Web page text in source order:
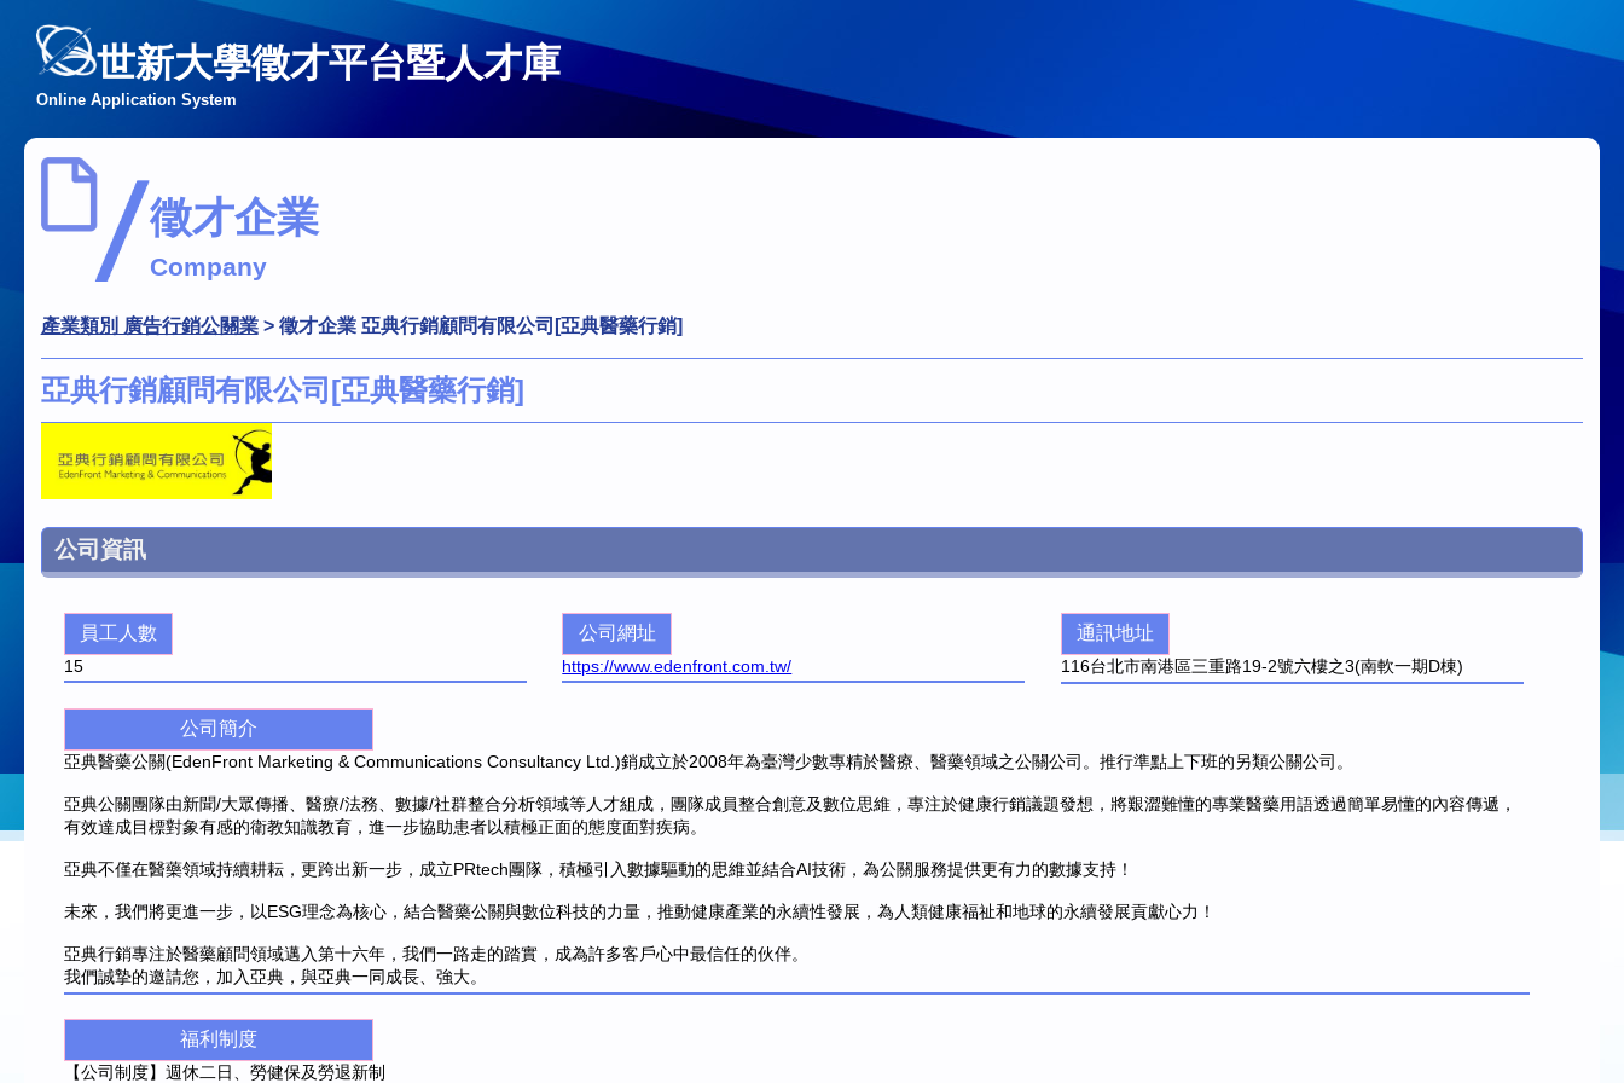
世新大學徵才平台暨人才庫
Online Application System
徵才企業
Company
產業類別 廣告行銷公關業> 徵才企業 亞典行銷顧問有限公司[亞典醫藥行銷]
亞典行銷顧問有限公司[亞典醫藥行銷]
公司資訊
員工人數
15
公司網址
https://www.edenfront.com.tw/
通訊地址
116台北市南港區三重路19-2號六樓之3(南軟一期D棟)
公司簡介
亞典醫藥公關(EdenFront Marketing & Communications Consultancy Ltd.)銷成立於2008年為臺灣少數專精於醫療、醫藥領域之公關公司。推行準點上下班的另類公關公司。
亞典公關團隊由新聞/大眾傳播、醫療/法務、數據/社群整合分析領域等人才組成，團隊成員整合創意及數位思維，專注於健康行銷議題發想，將艱澀難懂的專業醫藥用語透過簡單易懂的內容傳遞，
有效達成目標對象有感的衛教知識教育，進一步協助患者以積極正面的態度面對疾病。
亞典不僅在醫藥領域持續耕耘，更跨出新一步，成立PRtech團隊，積極引入數據驅動的思維並結合AI技術，為公關服務提供更有力的數據支持！
未來，我們將更進一步，以ESG理念為核心，結合醫藥公關與數位科技的力量，推動健康產業的永續性發展，為人類健康福祉和地球的永續發展貢獻心力！
亞典行銷專注於醫藥顧問領域邁入第十六年，我們一路走的踏實，成為許多客戶心中最信任的伙伴。
我們誠摯的邀請您，加入亞典，與亞典一同成長、強大。
福利制度
【公司制度】週休二日、勞健保及勞退新制